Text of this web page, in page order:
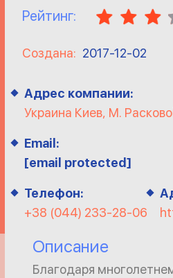
Рейтинг:
Создана: 2017-12-02
Адрес компании:
Украина Киев, М.
Email:
[email protected]
Телефон:
+38 (044) 233-28-06
Описание
Благодаря